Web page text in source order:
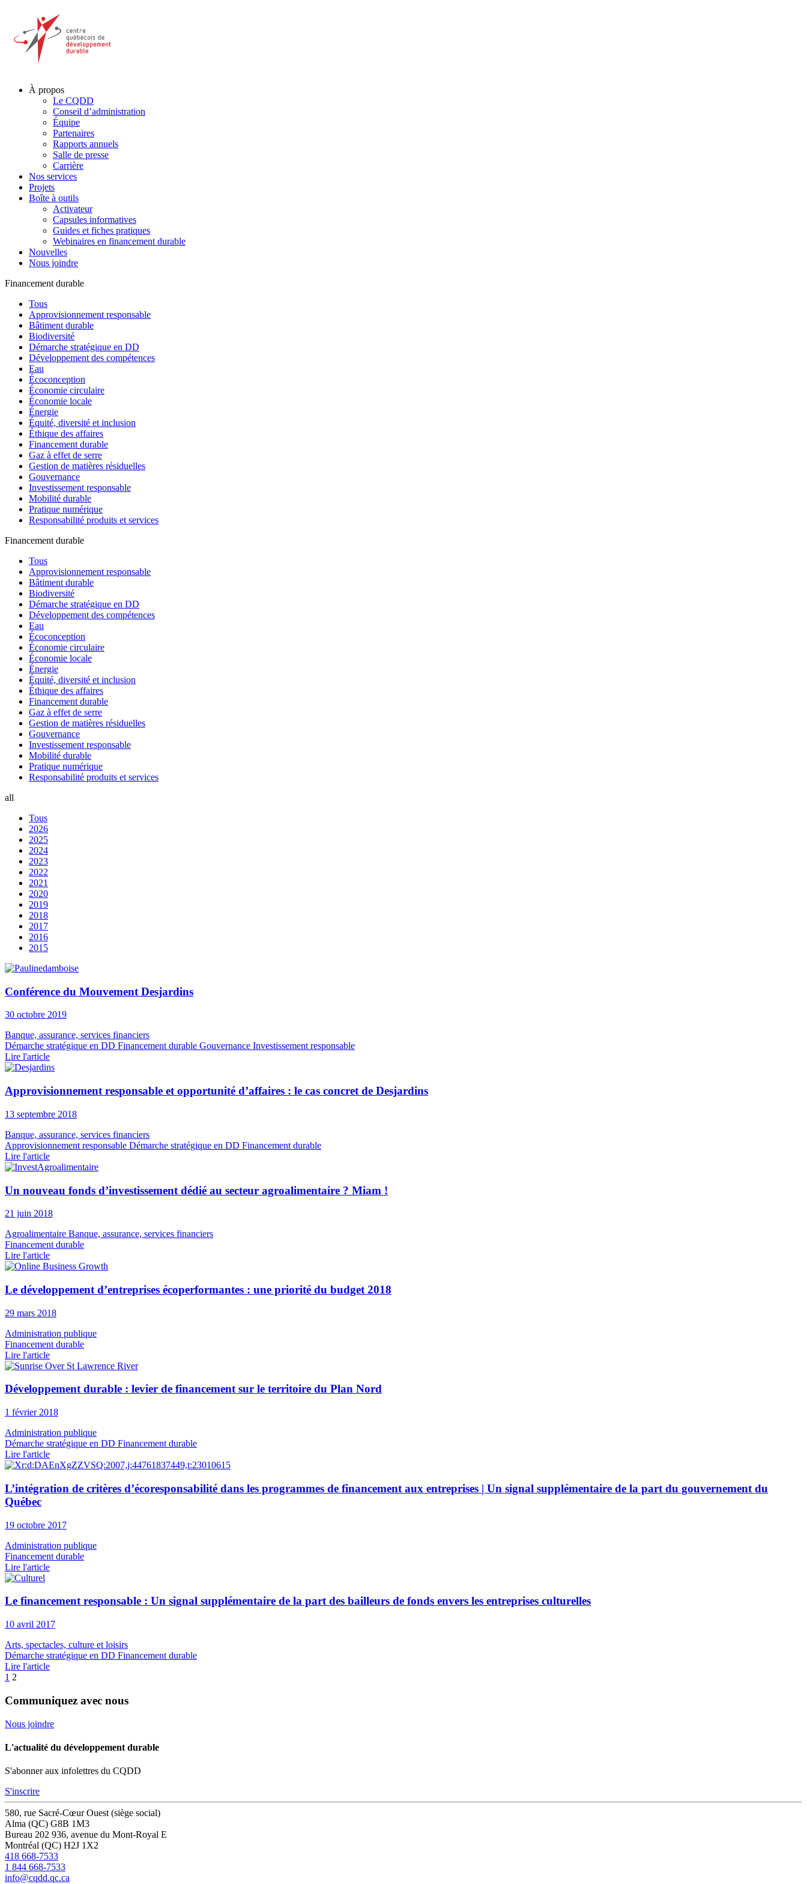
À propos
Le CQDD
Conseil d’administration
Équipe
Partenaires
Rapports annuels
Salle de presse
Carrière
Nos services
Projets
Boîte à outils
Activateur
Capsules informatives
Guides et fiches pratiques
Webinaires en financement durable
Nouvelles
Nous joindre
Financement durable
Tous
Approvisionnement responsable
Bâtiment durable
Biodiversité
Démarche stratégique en DD
Développement des compétences
Eau
Écoconception
Économie circulaire
Économie locale
Énergie
Équité, diversité et inclusion
Éthique des affaires
Financement durable
Gaz à effet de serre
Gestion de matières résiduelles
Gouvernance
Investissement responsable
Mobilité durable
Pratique numérique
Responsabilité produits et services
Financement durable
Tous
Approvisionnement responsable
Bâtiment durable
Biodiversité
Démarche stratégique en DD
Développement des compétences
Eau
Écoconception
Économie circulaire
Économie locale
Énergie
Équité, diversité et inclusion
Éthique des affaires
Financement durable
Gaz à effet de serre
Gestion de matières résiduelles
Gouvernance
Investissement responsable
Mobilité durable
Pratique numérique
Responsabilité produits et services
all
Tous
2026
2025
2024
2023
2022
2021
2020
2019
2018
2017
2016
2015
Conférence du Mouvement Desjardins
30 octobre 2019
Banque, assurance, services financiers
Démarche stratégique en DD Financement durable Gouvernance Investissement responsable
Lire l'article
Approvisionnement responsable et opportunité d’affaires : le cas concret de Desjardins
13 septembre 2018
Banque, assurance, services financiers
Approvisionnement responsable Démarche stratégique en DD Financement durable
Lire l'article
Un nouveau fonds d’investissement dédié au secteur agroalimentaire ? Miam !
21 juin 2018
Agroalimentaire Banque, assurance, services financiers
Financement durable
Lire l'article
Le développement d’entreprises écoperformantes : une priorité du budget 2018
29 mars 2018
Administration publique
Financement durable
Lire l'article
Développement durable : levier de financement sur le territoire du Plan Nord
1 février 2018
Administration publique
Démarche stratégique en DD Financement durable
Lire l'article
L’intégration de critères d’écoresponsabilité dans les programmes de financement aux entreprises | Un signal supplémentaire de la part du gouvernement du
Québec
19 octobre 2017
Administration publique
Financement durable
Lire l'article
Le financement responsable : Un signal supplémentaire de la part des bailleurs de fonds envers les entreprises culturelles
10 avril 2017
Arts, spectacles, culture et loisirs
Démarche stratégique en DD Financement durable
Lire l'article
1 2
Communiquez avec nous
Nous joindre
L'actualité du développement durable
S'abonner aux infolettres du CQDD
S'inscrire
580, rue Sacré-Cœur Ouest (siège social)
Alma (QC) G8B 1M3
Bureau 202 936, avenue du Mont-Royal E
Montréal (QC) H2J 1X2
418 668-7533
1 844 668-7533
info@cqdd.qc.ca